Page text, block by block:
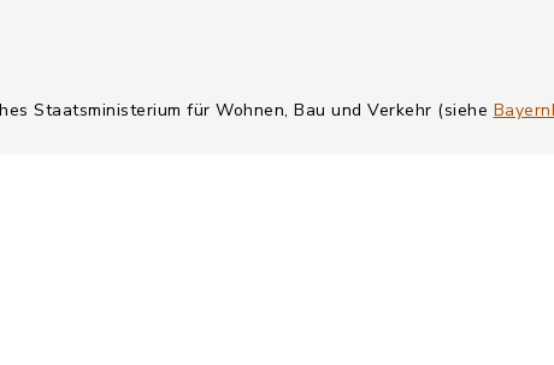
Staatsministerium für Wohnen, Bau und Verkehr (siehe